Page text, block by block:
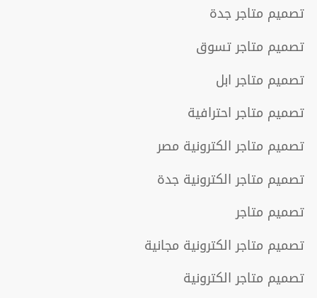
تصميم متاجر جدة
تصميم متاجر تسوق
تصميم متاجر ابل
تصميم متاجر احترافية
تصميم متاجر الكترونية مصر
تصميم متاجر الكترونية جدة
تصميم متاجر
تصميم متاجر الكترونية مجانية
تصميم متاجر الكترونية